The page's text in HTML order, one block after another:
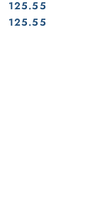
Cena:
125.55
Cena:
125.55